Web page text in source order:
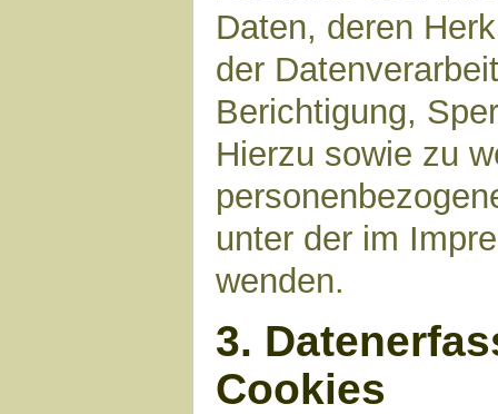
Daten, deren
der
Berichtigung,
Hierzu sowie zu
unter der im
wenden.
3.
Cookies